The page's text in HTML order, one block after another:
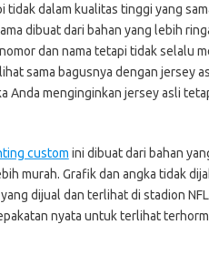
tidak dalam kualitas tinggi yang
dibuat dari bahan yang lebih
dan nama tetapi tidak selalu
sama bagusnya dengan jersey
Anda menginginkan jersey asli
custom ini dibuat dari bahan
murah. Grafik dan angka tidak
dijual dan terlihat di stadion
nyata untuk terlihat